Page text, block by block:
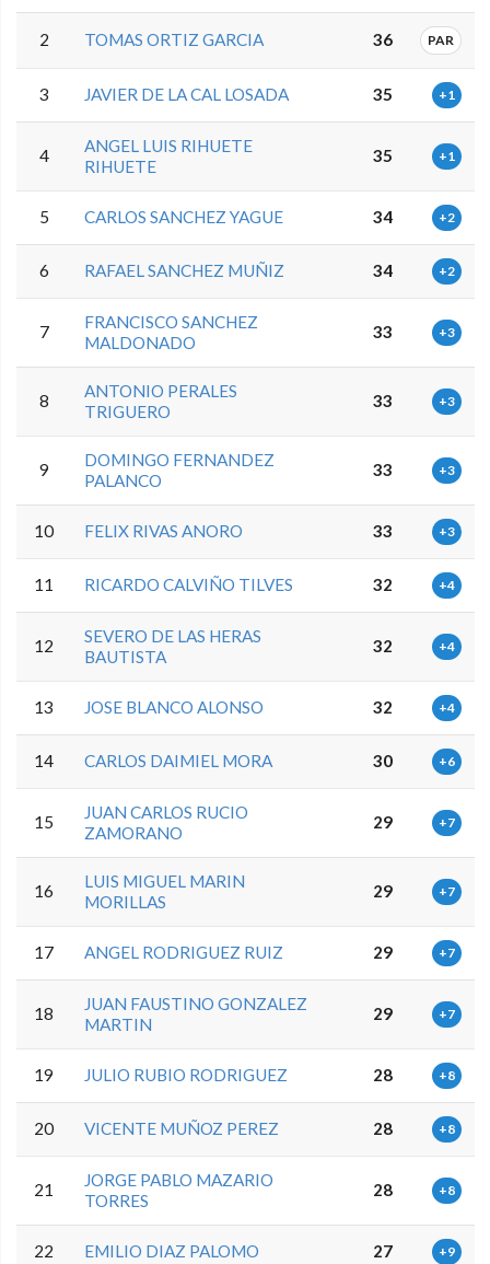
2 TOMAS ORTIZ GARCIA 36 PAR
3 JAVIER DE LA CAL LOSADA 35 +1
4
ANGEL LUIS RIHUETE
RIHUETE
35 +1
5 CARLOS SANCHEZ YAGUE 34 +2
6 RAFAEL SANCHEZ MUÑIZ 34 +2
7
FRANCISCO SANCHEZ
MALDONADO
33 +3
8
ANTONIO PERALES
TRIGUERO
33 +3
9
DOMINGO FERNANDEZ
PALANCO
33 +3
10 FELIX RIVAS ANORO 33 +3
11 RICARDO CALVIÑO TILVES 32 +4
12
SEVERO DE LAS HERAS
BAUTISTA
32 +4
13 JOSE BLANCO ALONSO 32 +4
14 CARLOS DAIMIEL MORA 30 +6
15
JUAN CARLOS RUCIO
ZAMORANO
29 +7
16
LUIS MIGUEL MARIN
MORILLAS
29 +7
17 ANGEL RODRIGUEZ RUIZ 29 +7
18
JUAN FAUSTINO GONZALEZ
MARTIN
29 +7
19 JULIO RUBIO RODRIGUEZ 28 +8
20 VICENTE MUÑOZ PEREZ 28 +8
21
JORGE PABLO MAZARIO
TORRES
28 +8
22 EMILIO DIAZ PALOMO 27 +9